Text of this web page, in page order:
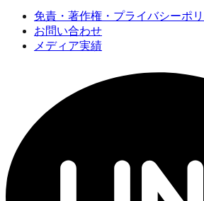
免責・著作権・プライバシーポ
お問い合わせ
メディア実績